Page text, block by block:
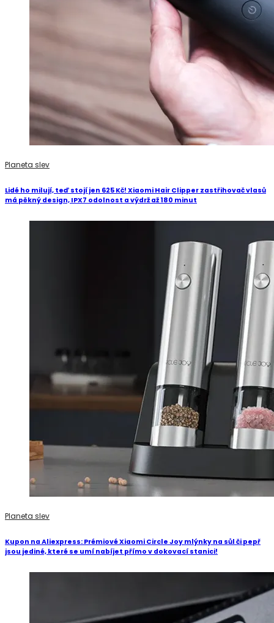
Planeta slev
Lidé ho milují, teď stojí jen 625 Kč! Xiaomi Hair Clipper zastřihovač vlasů
má pěkný design, IPX7 odolnost a výdrž až 180 minut
Planeta slev
Kupon na Aliexpress: Prémiové Xiaomi Circle Joy mlýnky na sůl či pepř
jsou jediné, které se umí nabíjet přímo v dokovací stanici!